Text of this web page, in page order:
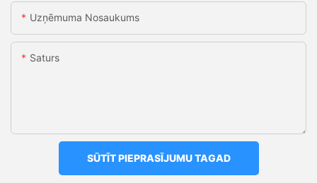
Uzņēmuma Nosaukums
Saturs
SŪTĪT PIEPRASĪJUMU TAGAD